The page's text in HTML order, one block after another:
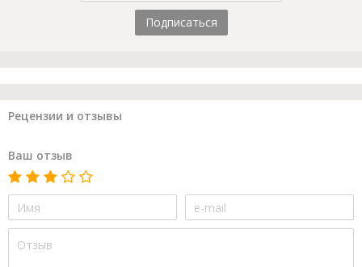
Подписаться
Рецензии и отзывы
Ваш отзыв